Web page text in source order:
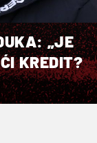
„JE
KREDIT?